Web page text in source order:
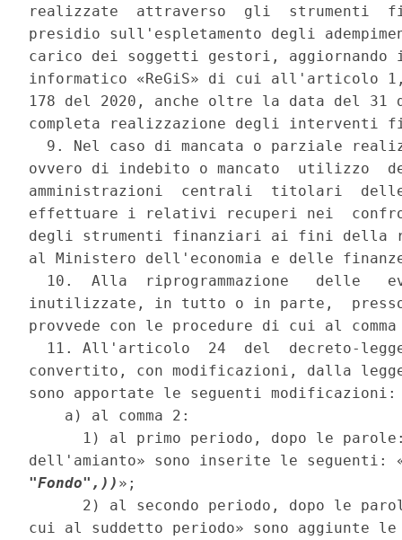
realizzate  attraverso  gli  strumenti
presidio sull'espletamento degli
carico dei soggetti gestori,
informatico «ReGiS» di cui all'articolo 1,
178 del 2020, anche oltre la data del 31
completa realizzazione degli
9. Nel caso di mancata o parziale
ovvero di indebito o mancato  utilizzo
amministrazioni  centrali  titolari  delle
effettuare i relativi recuperi nei
degli strumenti finanziari ai fini della
al Ministero dell'economia e delle
10.  Alla  riprogrammazione   delle
inutilizzate, in tutto o in parte,
provvede con le procedure di cui al
11. All'articolo  24  del  decreto-
convertito, con modificazioni, dalla
sono apportate le seguenti
    a) al comma 2:
1) al primo periodo, dopo le
dell'amianto» sono inserite le
"Fondo",)) »;
2) al secondo periodo, dopo le
cui al suddetto periodo» sono aggiunte